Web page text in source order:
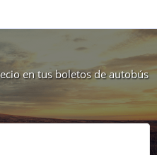
en tus boletos de autobús